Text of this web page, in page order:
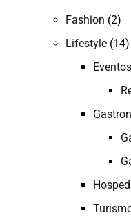
Fashion (2)
Lifestyle (14)
Eventos